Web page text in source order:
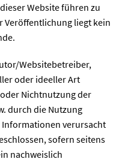
Website führen zu
Veröffentlichung liegt kein
Websitebetreiber,
oder ideeller Art
Nichtnutzung der
durch die Nutzung
verursacht
sofern seitens
nachweislich